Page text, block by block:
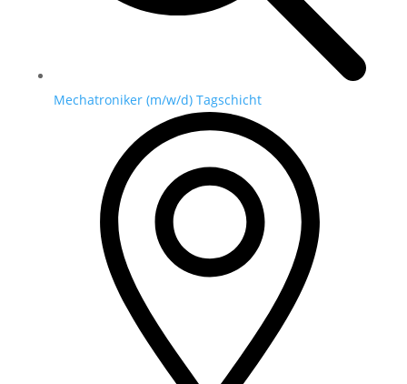
Mechatroniker (m/w/d) Tagschicht